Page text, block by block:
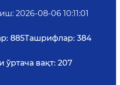
: 2026-08-06 10:11:01
885Ташрифлар: 384
ўртача вақт: 207